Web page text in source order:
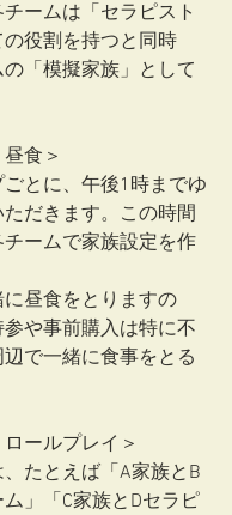
ームは「セラピスト
役割を持つと同時
「模擬家族」として
食＞
とに、午後1時までゆ
だきます。この時間
ームで家族設定を作
昼食をとりますの
や事前購入は特に不
で一緒に食事をとる
ールプレイ＞
たとえば「A家族とB
」「C家族とDセラピ